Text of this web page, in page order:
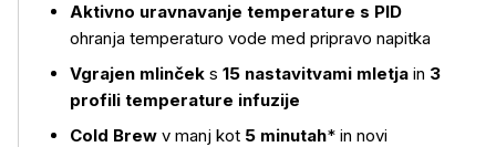
Aktivno uravnavanje temperature s PID
ohranja temperaturo vode med pripravo napitka
Vgrajen mlinček s 15 nastavitvami mletja in 3
profili temperature infuzije
Cold Brew v manj kot 5 minutah* in novi